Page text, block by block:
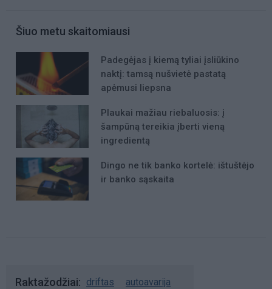
Šiuo metu skaitomiausi
Padegėjas į kiemą tyliai įsliūkino
naktį: tamsą nušvietė pastatą
apėmusi liepsna
Plaukai mažiau riebaluosis: į
šampūną tereikia įberti vieną
ingredientą
Dingo ne tik banko kortelė: ištuštėjo
ir banko sąskaita
Raktažodžiai driftas autoavarija